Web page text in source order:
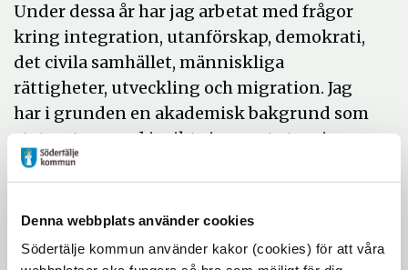
Denna webbplats använder cookies
Södertälje kommun använder kakor (cookies) för att våra
Under dessa år har jag arbetat med frågor
kring integration, utanförskap, demokrati,
det civila samhället, människliga
rättigheter, utveckling och migration. Jag
har i grunden en akademisk bakgrund som
statsvetare med inriktning mot styrning
och ledning av offentliga organisationer.
arbetsplats och ny kommun?
Det känns väldigt spännande att börja på